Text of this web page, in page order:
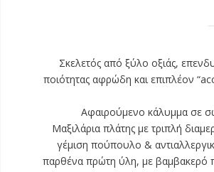
Σκελετός από ξύλο οξιάς,
ποιότητας αφρώδη και επιπλέον
Αφαιρούμενο κάλυμμα σε
Μαξιλάρια πλάτης με τριπλή
γέμιση πούπουλο &
παρθένα πρώτη ύλη, με βαμβακερό